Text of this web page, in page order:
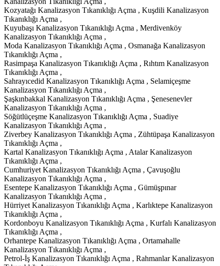
Kozyatağı Kanalizasyon Tıkanıklığı Açma , Kuşdili Kanalizasyon
Tıkanıklığı Açma ,
Kuyubaşı Kanalizasyon Tıkanıklığı Açma , Merdivenköy
Kanalizasyon Tıkanıklığı Açma ,
Moda Kanalizasyon Tıkanıklığı Açma , Osmanağa Kanalizasyon
Tıkanıklığı Açma ,
Rasimpaşa Kanalizasyon Tıkanıklığı Açma , Rıhtım Kanalizasyon
Tıkanıklığı Açma ,
Sahrayıcedid Kanalizasyon Tıkanıklığı Açma , Selamiçeşme
Kanalizasyon Tıkanıklığı Açma ,
Şaşkınbakkal Kanalizasyon Tıkanıklığı Açma , Şenesenevler
Kanalizasyon Tıkanıklığı Açma ,
Söğütlüçeşme Kanalizasyon Tıkanıklığı Açma , Suadiye
Kanalizasyon Tıkanıklığı Açma ,
Ziverbey Kanalizasyon Tıkanıklığı Açma , Zühtüpaşa Kanalizasyon
Tıkanıklığı Açma ,
Kartal Kanalizasyon Tıkanıklığı Açma , Atalar Kanalizasyon
Tıkanıklığı Açma ,
Cumhuriyet Kanalizasyon Tıkanıklığı Açma , Çavuşoğlu
Kanalizasyon Tıkanıklığı Açma ,
Esentepe Kanalizasyon Tıkanıklığı Açma , Gümüşpınar
Kanalizasyon Tıkanıklığı Açma ,
Hürriyet Kanalizasyon Tıkanıklığı Açma , Karlıktepe Kanalizasyon
Tıkanıklığı Açma ,
Kordonboyu Kanalizasyon Tıkanıklığı Açma , Kurfalı Kanalizasyon
Tıkanıklığı Açma ,
Orhantepe Kanalizasyon Tıkanıklığı Açma , Ortamahalle
Kanalizasyon Tıkanıklığı Açma ,
Petrol-İş Kanalizasyon Tıkanıklığı Açma , Rahmanlar Kanalizasyon